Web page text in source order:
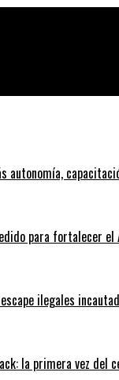
autonomía,
para fortalecer
ilegales
la primera vez del